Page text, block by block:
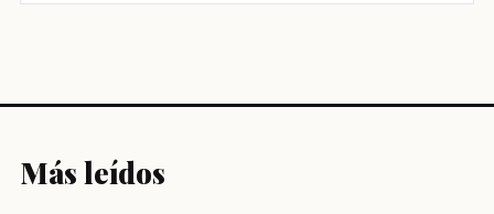
Más leídos